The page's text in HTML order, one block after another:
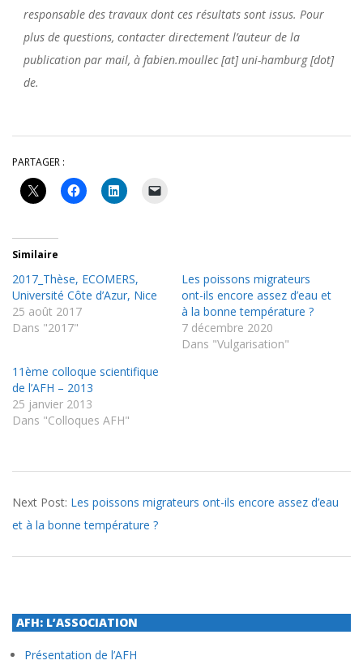
responsable des travaux dont ces résultats sont issus. Pour
plus de questions, contacter directement l’auteur de la
publication par mail, à fabien.moullec [at] uni-hamburg [dot]
de.
PARTAGER :
Similaire
2017_Thèse, ECOMERS,
Université Côte d’Azur, Nice
25 août 2017
Dans "2017"
Les poissons migrateurs
ont-ils encore assez d’eau et
à la bonne température ?
7 décembre 2020
Dans "Vulgarisation"
11ème colloque scientifique
de l’AFH – 2013
25 janvier 2013
Dans "Colloques AFH"
06-
03
Next Post: Les poissons migrateurs ont-ils encore assez d’eau
et à la bonne température ?
AFH: L’ASSOCIATION
Présentation de l’AFH